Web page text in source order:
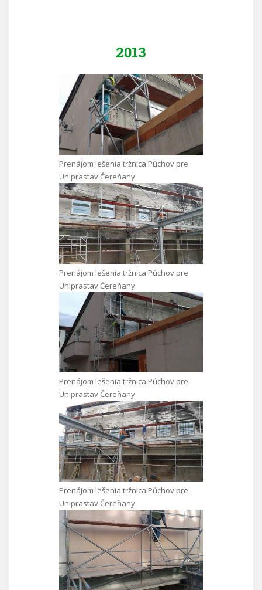
2013
Prenájom lešenia tržnica Púchov pre
Uniprastav Čereňany
Prenájom lešenia tržnica Púchov pre
Uniprastav Čereňany
Prenájom lešenia tržnica Púchov pre
Uniprastav Čereňany
Prenájom lešenia tržnica Púchov pre
Uniprastav Čereňany